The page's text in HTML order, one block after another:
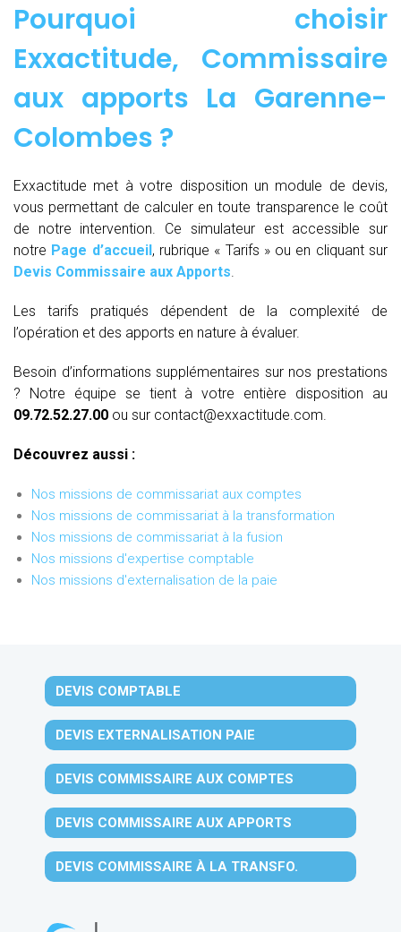
Pourquoi choisir
Exxactitude, Commissaire
aux apports La Garenne-
Colombes ?
Exxactitude met à votre disposition un module de devis,
vous permettant de calculer en toute transparence le coût
de notre intervention. Ce simulateur est accessible sur
notre Page d’accueil, rubrique « Tarifs » ou en cliquant sur
Devis Commissaire aux Apports.
Les tarifs pratiqués dépendent de la complexité de
l’opération et des apports en nature à évaluer.
Besoin d’informations supplémentaires sur nos prestations
? Notre équipe se tient à votre entière disposition au
09.72.52.27.00 ou sur contact@exxactitude.com.
Découvrez aussi :
Nos missions de commissariat aux comptes
Nos missions de commissariat à la transformation
Nos missions de commissariat à la fusion
Nos missions d'expertise comptable
Nos missions d'externalisation de la paie
DEVIS COMPTABLE
DEVIS EXTERNALISATION PAIE
DEVIS COMMISSAIRE AUX COMPTES
DEVIS COMMISSAIRE AUX APPORTS
DEVIS COMMISSAIRE À LA TRANSFO.